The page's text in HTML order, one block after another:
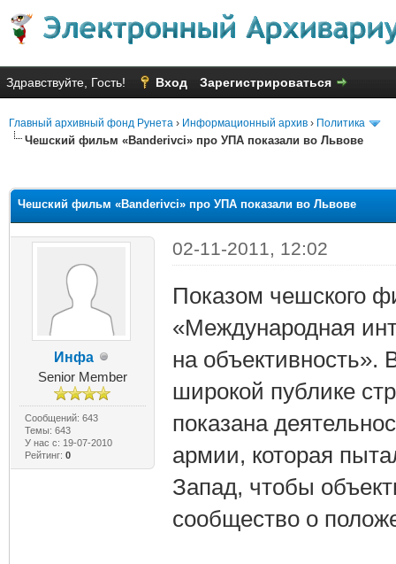
Здравствуйте, Гость! Вход Зарегистрироваться
Главный архивный фонд Рунета › Информационный архив › Политика
Чешский фильм «Banderivci» про УПА показали во Львове
Чешский фильм «Banderivci» про УПА показали во Львове
Инфа
Senior Member
Сообщений: 643
Темы: 643
У нас с: 19-07-2010
Рейтинг: 0
02-11-2011, 12:02
Показом чешского
«Международная
на
широкой публике
показана
армии, которая
Запад, чтобы
сообщество о